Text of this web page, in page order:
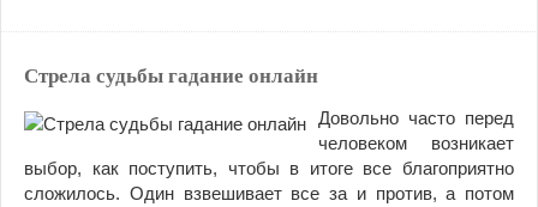
Стрела судьбы гадание онлайн
Довольно часто перед
человеком возникает
выбор, как поступить, чтобы в итоге все благоприятно
сложилось. Один взвешивает все за и против, а потом